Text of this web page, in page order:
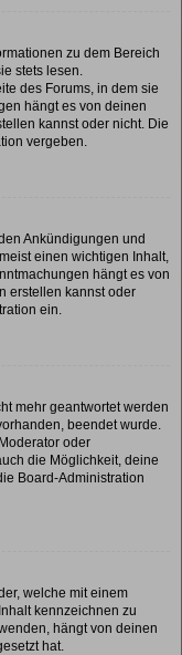
zu dem Bereich
stets lesen.
des Forums, in dem sie
hängt es von deinen
kannst oder nicht. Die
vergeben.
Ankündigungen und
einen wichtigen Inhalt,
hängt es von
erstellen kannst oder
ein.
mehr geantwortet werden
beendet wurde.
oder
die Möglichkeit, deine
Board-Administration
welche mit einem
kennzeichnen zu
hängt von deinen
hat.